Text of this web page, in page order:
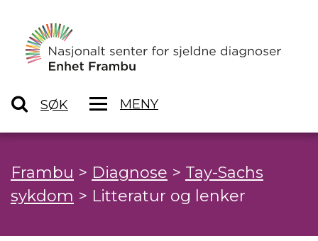
SØK MENY
Frambu > Diagnose > Tay-Sachs
sykdom > Litteratur og lenker